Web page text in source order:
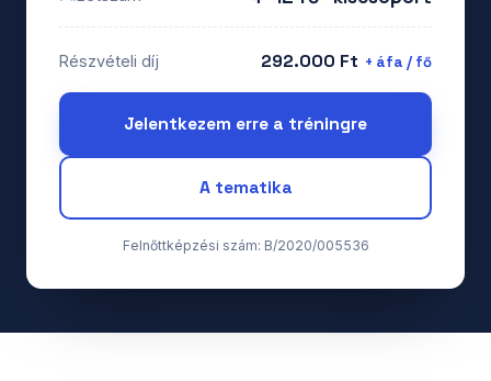
Részvételi díj 292.000 Ft + áfa / fő
Jelentkezem erre a tréningre
A tematika
Felnőttképzési szám: B/2020/005536